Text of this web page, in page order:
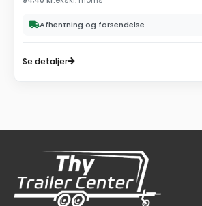
Afhentning og forsendelse
Se detaljer